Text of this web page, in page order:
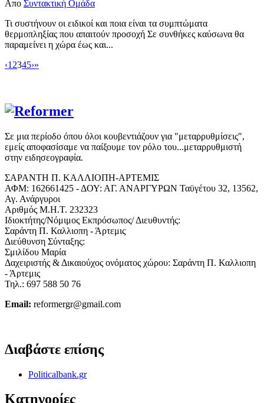
Απο Συντακτική Ομάδα
Τι συστήνουν οι ειδικοί και ποια είναι τα συμπτώματα
θερμοπληξίας που απαιτούν προσοχή Σε συνθήκες καύσωνα θα
παραμείνει η χώρα έως και...
‹1 2345›»
Σε μια περίοδο όπου όλοι κουβεντιάζουν για "μεταρρυθμίσεις",
εμείς αποφασίσαμε να παίξουμε τον ρόλο του...μεταρρυθμιστή
στην ειδησεογραφία.
ΣΑΡΑΝΤΗ Π. ΚΑΛΛΙΟΠΗ-ΑΡΤΕΜΙΣ
ΑΦΜ: 162661425 - ΔΟΥ: ΑΓ. ΑΝΑΡΓΥΡΩΝ Ταϋγέτου 32, 13562,
Αγ. Ανάργυροι
Αριθμός Μ.Η.Τ. 232323
Ιδιοκτήτης/Νόμιμος Εκπρόσωπος/ Διευθυντής:
Σαράντη Π. Καλλιοπη - Άρτεμις
Διεύθυνση Σύνταξης:
Σμιλίδου Μαρία
Δαχειριστής & Δικαιούχος ονόματος χώρου: Σαράντη Π. Καλλιοπη
- Άρτεμις
Τηλ.: 697 588 50 76
Email: reformergr@gmail.com
Διαβάστε επίσης
Politicalbank.gr
Κατηγορίες